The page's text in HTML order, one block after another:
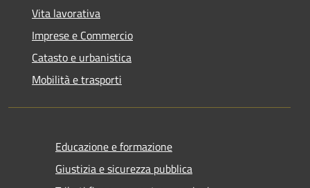
Vita lavorativa
Imprese e Commercio
Catasto e urbanistica
Mobilità e trasporti
Educazione e formazione
Giustizia e sicurezza pubblica